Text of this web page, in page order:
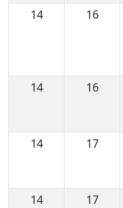
14
16
14
16
14
17
14
17